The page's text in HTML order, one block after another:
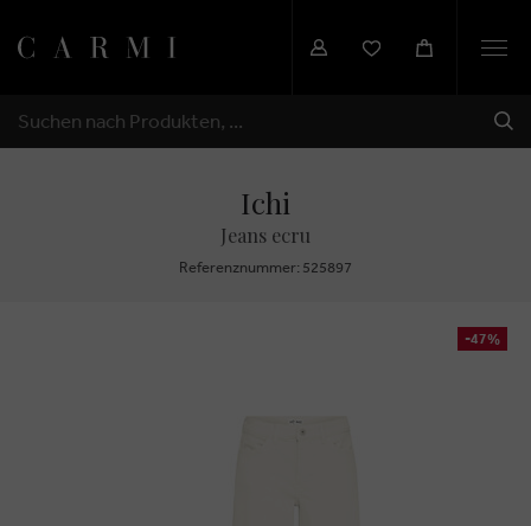
SUCHEN
Ichi
Jeans ecru
Referenznummer: 525897
-47%